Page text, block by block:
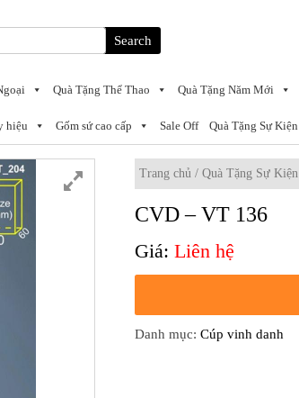
Search
Quà Tặng Thể Thao Quà Tặng Năm Mới
hiệu Gốm sứ cao cấp Sale Off Quà Tặng Sự Kiện
Trang chủ /Quà Tặng Sự Kiện
CVD – VT 136
Liên hệ
Danh mục:Cúp vinh danh